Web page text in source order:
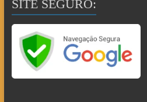
SITE SEGURO: